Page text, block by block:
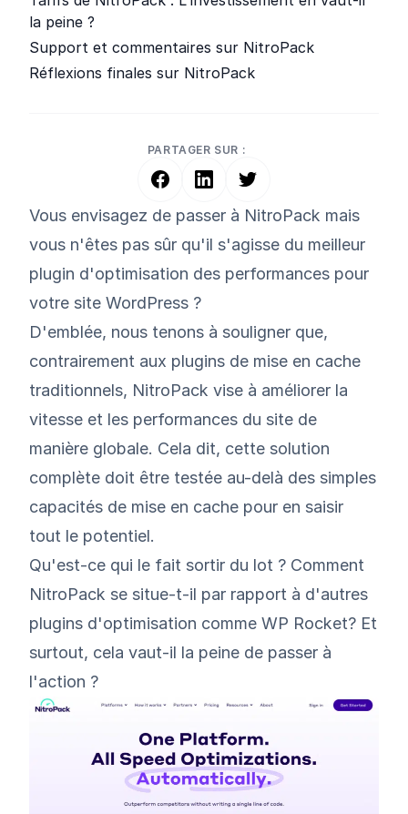
la peine ?
Support et commentaires sur NitroPack
Réflexions finales sur NitroPack
PARTAGER SUR :
Vous envisagez de passer à NitroPack mais
vous n'êtes pas sûr qu'il s'agisse du meilleur
plugin d'optimisation des performances pour
votre site WordPress ?
D'emblée, nous tenons à souligner que,
contrairement aux plugins de mise en cache
traditionnels, NitroPack vise à améliorer la
vitesse et les performances du site de
manière globale. Cela dit, cette solution
complète doit être testée au-delà des simples
capacités de mise en cache pour en saisir
tout le potentiel.
Qu'est-ce qui le fait sortir du lot ? Comment
NitroPack se situe-t-il par rapport à d'autres
plugins d'optimisation comme WP Rocket? Et
surtout, cela vaut-il la peine de passer à
l'action ?